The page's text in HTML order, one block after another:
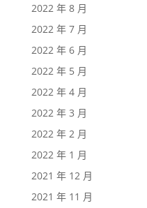
2022 年 8 月
2022 年 7 月
2022 年 6 月
2022 年 5 月
2022 年 4 月
2022 年 3 月
2022 年 2 月
2022 年 1 月
2021 年 12 月
2021 年 11 月